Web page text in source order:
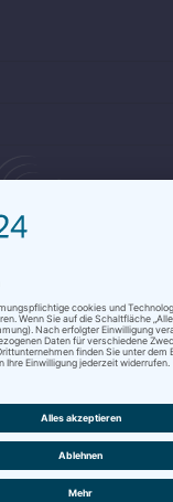
JOBS
BROSCHÜREN
DATENSCHUTZ